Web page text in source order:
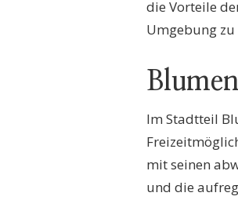
die Vorteile
Umgebung zu
Im Stadtteil
mit seinen
und die